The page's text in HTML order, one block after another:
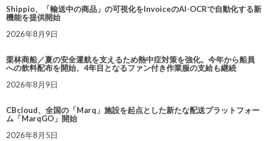
Shippio、「輸送中の商品」の可視化をInvoiceのAI-OCRで自動化する新
機能を提供開始
2026年8月9日
栗林商船／夏の安全運航を支えるため熱中症対策を強化。今年から船員
への飲料配布を開始、4年目となるファン付き作業服の支給も継続
2026年8月9日
CBcloud、全国の「Marq」施設を起点とした新たな配送プラットフォー
ム「MarqGO」開始
2026年8月5日